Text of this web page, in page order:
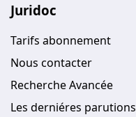
Juridoc
Tarifs abonnement
Nous contacter
Recherche Avancée
Les derniéres parutions